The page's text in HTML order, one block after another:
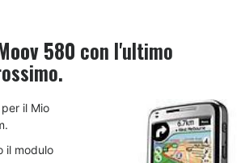
580 con l'ultimo
il Mio
il modulo